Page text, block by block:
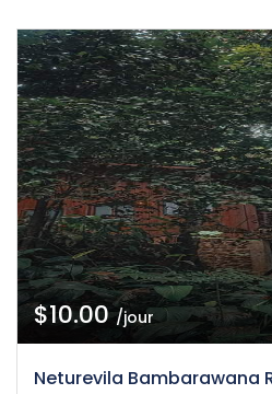
$10.00/jour
Neturevila Bambarawana